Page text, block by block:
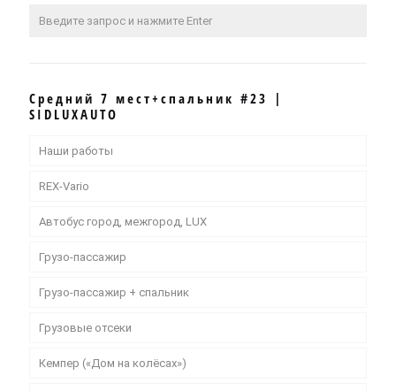
Средний 7 мест+спальник #23 |
SIDLUXAUTO
Наши работы
REX-Vario
Автобус город, межгород, LUX
Грузо-пассажир
Грузо-пассажир + спальник
Грузовые отсеки
Кемпер («Дом на колёсах»)